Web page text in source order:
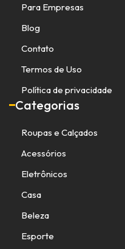
Para Empresas
Blog
Contato
Termos de Uso
Política de privacidade
Categorias
Roupas e Calçados
Acessórios
Eletrônicos
Casa
Beleza
Esporte